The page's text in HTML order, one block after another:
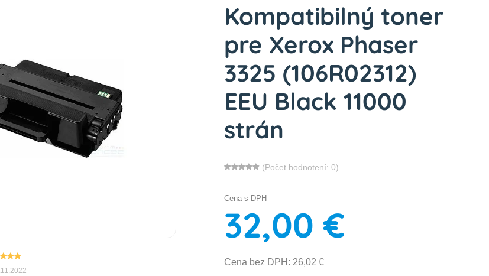
Kompatibilný toner
pre Xerox Phaser
3325 (106R02312)
EEU Black 11000
strán
(Počet hodnotení: 0)
Cena s DPH
32,00 €
Cena bez DPH: 26,02 €